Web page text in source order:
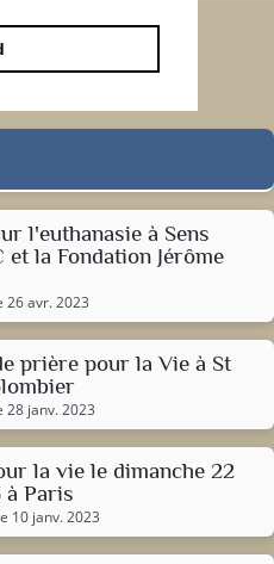
l'euthanasie à Sens
et la Fondation Jérôme
26 avr. 2023
prière pour la Vie à St
28 janv. 2023
la vie le dimanche 22
Paris
10 janv. 2023